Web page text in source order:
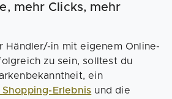
mehr Clicks, mehr
Händler/-in mit eigenem Online-
zu sein, solltest du
ein
Erlebnis und die